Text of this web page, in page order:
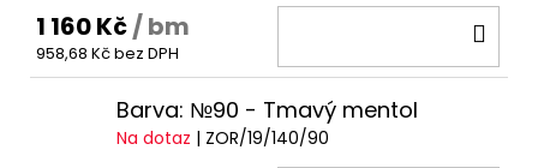
1 160 Kč/ bm
958,68 Kč bez DPH
Barva: №90 - Tmavý mentol
Na dotaz | ZOR/19/140/90